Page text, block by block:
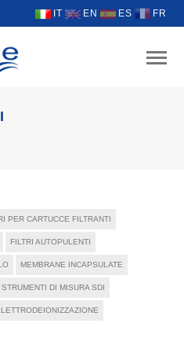
IT EN ES FR
PER CARTUCCE FILTRANTI
FILTRI AUTOPULENTI
MEMBRANE INCAPSULATE
STRUMENTI DI MISURA SDI